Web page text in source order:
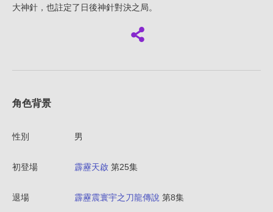
大神針，也註定了日後神針對決之局。
角色背景
性別 男
初登場 霹靂天啟 第25集
退場 霹靂震寰宇之刀龍傳說 第8集